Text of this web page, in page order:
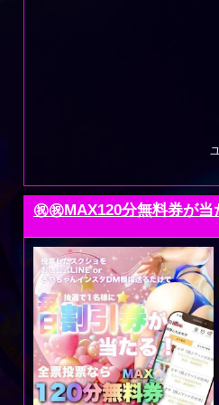
㊗️㊗️MAX120分無料券が